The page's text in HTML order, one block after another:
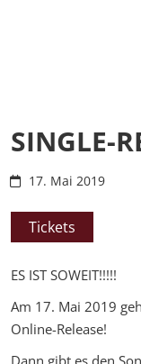
SINGLE-
17. Mai 2019
Tickets
ES IST SOWEIT!!!!!
Am 17. Mai 2019
Online-Release!